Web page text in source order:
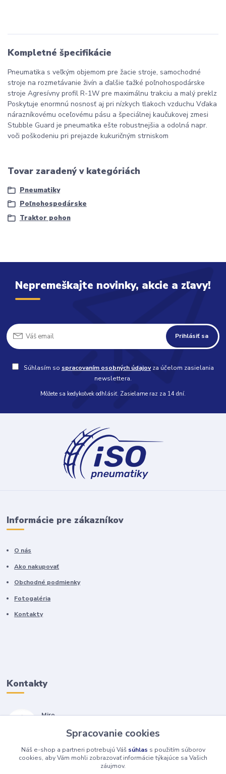
Kompletné špecifikácie
Pneumatika s veľkým objemom pre žacie stroje, samochodné
stroje na rozmetávanie živín a ďalšie ťažké poľnohospodárske
stroje Agresívny profil R-1W pre maximálnu trakciu a malý preklz
Poskytuje enormnú nosnosť aj pri nízkych tlakoch vzduchu Vďaka
nárazníkovému oceľovému pásu a špeciálnej kaučukovej zmesi
Stubble Guard je pneumatika ešte robustnejšia a odolná napr.
voči poškodeniu pri prejazde kukuričným strniskom
Tovar zaradený v kategóriách
Pneumatiky
Poľnohospodárske
Traktor pohon
Nepremeškajte novinky, akcie a zľavy!
Prihlásiť sa
Súhlasím so spracovaním osobných údajovza účelom zasielania
newslettera.
Môžete sa kedykoľvek odhlásiť. Zasielame raz za 14 dní.
Informácie pre zákazníkov
O nás
Ako nakupovať
Obchodné podmienky
Fotogaléria
Kontakty
Kontakty
Miro
(Po-Pia, 7-17 hod.)
isopneumatiky@isopneumatiky.sk
Spracovanie cookies
Náš e-shop a partneri potrebujú Váš súhlas s použitím súborov
cookies, aby Vám mohli zobrazovať informácie týkajúce sa Vašich
záujmov.